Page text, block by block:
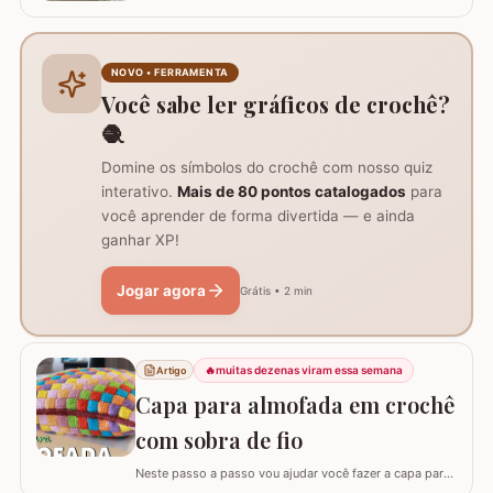
crie uma peça volumosa e encantadora, perfeita para
trilhos de mesa, aplicações em tapetes ou…
NOVO • FERRAMENTA
Você sabe ler gráficos de crochê?
🧶
Domine os símbolos do crochê com nosso quiz
interativo. Mais de 80 pontos catalogados para
você aprender de forma divertida — e ainda
ganhar XP!
Jogar agora Grátis • 2 min
Artigo 🔥muitas dezenas viram essa semana
Capa para almofada em crochê
com sobra de fio
Neste passo a passo vou ajudar você fazer a capa para